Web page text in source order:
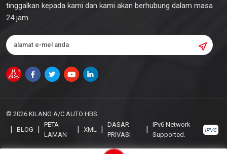
tinggalkan kepada kami dan kami akan berhubung dalam masa
24 jam.
© 2026 KILANG A/C AUTO HBS
| BLOG |
PETA
LAMAN
| XML |
DASAR
PRIVASI
|
IPv6 Network
Supported.